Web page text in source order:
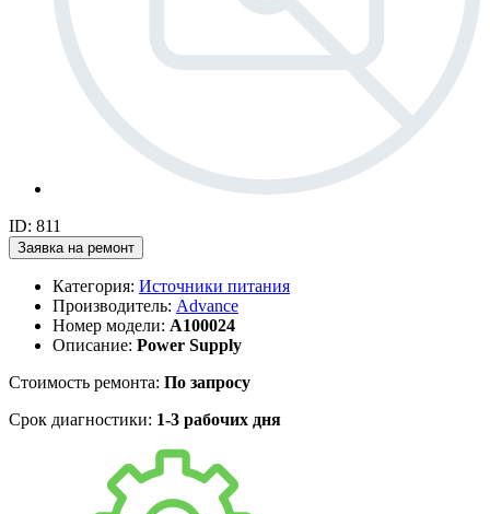
ID: 811
Заявка на ремонт
Категория: Источники питания
Производитель: Advance
Номер модели: A100024
Описание: Power Supply
Стоимость ремонта: По запросу
Срок диагностики: 1-3 рабочих дня